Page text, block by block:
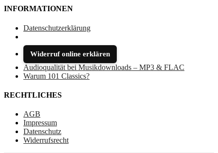
INFORMATIONEN
Datenschutzerklärung
Widerruf online erklären
Audioqualität bei Musikdownloads – MP3 & FLAC
Warum 101 Classics?
RECHTLICHES
AGB
Impressum
Datenschutz
Widerrufsrecht